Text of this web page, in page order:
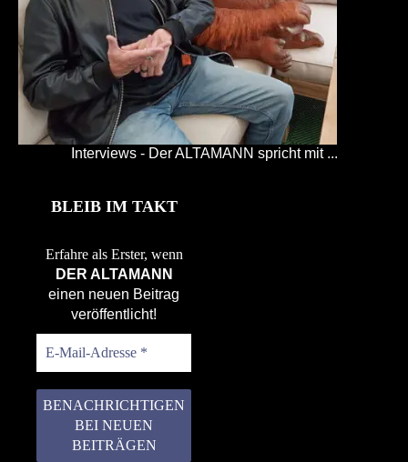
Interviews - Der ALTAMANN spricht mit ...
BLEIB IM TAKT
Erfahre als Erster, wenn
DER ALTAMANN
einen neuen Beitrag
veröffentlicht!